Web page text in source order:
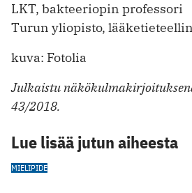
LKT, bakteeriopin professori
Turun yliopisto,
kuva: Fotolia
Julkaistu
43/2018.
Lue lisää jutun aiheesta
MIELIPIDE